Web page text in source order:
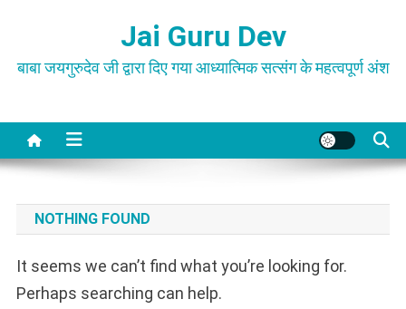
content
Jai Guru Dev
बाबा जयगुरुदेव जी द्वारा दिए गया आध्यात्मिक सत्संग के महत्वपूर्ण अंश
NOTHING FOUND
It seems we can’t find what you’re looking for.
Perhaps searching can help.